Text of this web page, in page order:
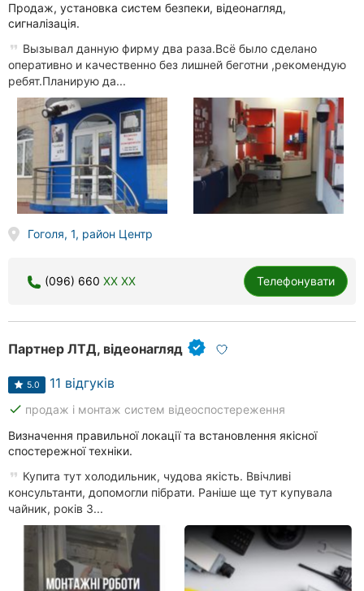
Продаж, установка систем безпеки, відеонагляд,
сигналізація.
Вызывал данную фирму два раза.Всё было сделано
оперативно и качественно без лишней беготни ,рекомендую
ребят.Планирую да...
Гоголя, 1, район Центр
(096) 660 XX XX Телефонувати
Партнер ЛТД, відеонагляд
5.0 11 відгуків
done продаж і монтаж систем відеоспостереження
Визначення правильної локації та встановлення якісної
спостережної техніки.
Купита тут холодильник, чудова якість. Ввічливі
консультанти, допомогли пібрати. Раніше ще тут купувала
чайник, років 3...